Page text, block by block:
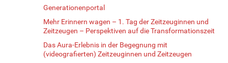
Generationenportal
Mehr Erinnern wagen – 1. Tag der Zeitzeuginnen und
Zeitzeugen – Perspektiven auf die Transformationszeit
Das Aura-Erlebnis in der Begegnung mit
(videografierten) Zeitzeuginnen und Zeitzeugen